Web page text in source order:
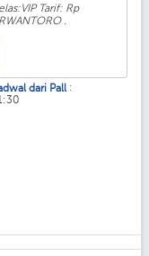
Tarif: Rp
.
dari Pall :